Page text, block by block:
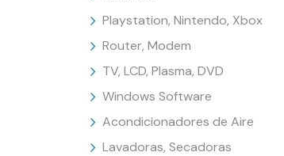
Playstation, Nintendo, Xbox
Router, Modem
TV, LCD, Plasma, DVD
Windows Software
Acondicionadores de Aire
Lavadoras, Secadoras